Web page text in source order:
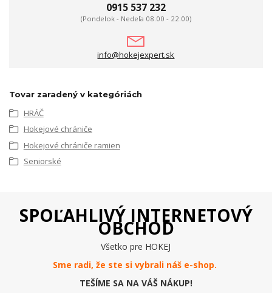
0915 537 232
(Pondelok - Nedeľa 08.00 - 22.00)
info@hokejexpert.sk
Tovar zaradený v kategóriách
HRÁČ
Hokejové chrániče
Hokejové chrániče ramien
Seniorské
SPOĽAHLIVÝ INTERNETOVÝ
OBCHOD
Všetko pre HOKEJ
Sme radi, že ste si vybrali náš e-shop.
TEŠÍME SA NA VÁŠ NÁKUP!